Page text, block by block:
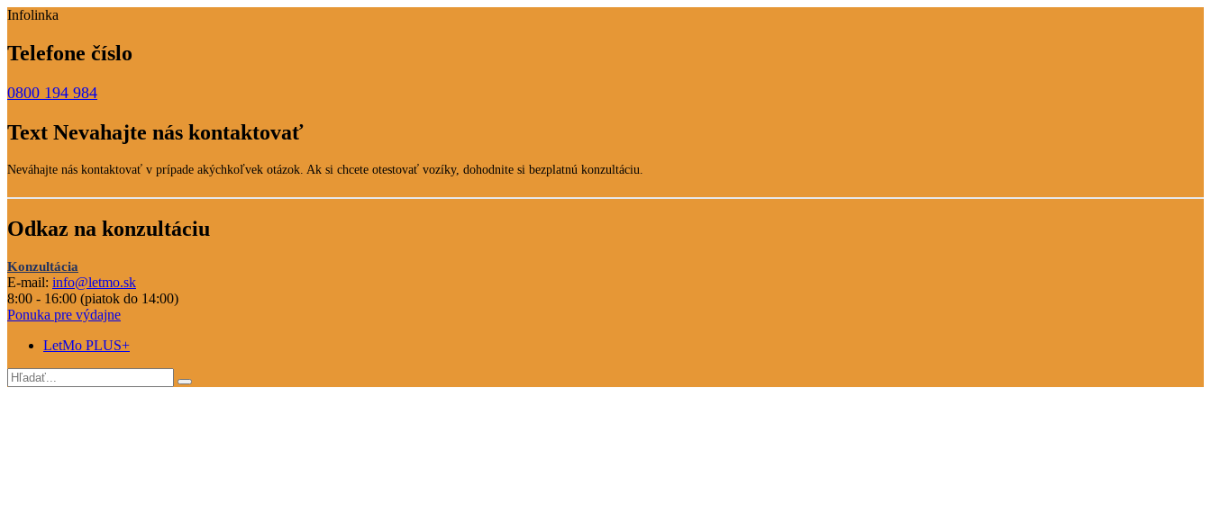
Infolinka
Telefone číslo
0800 194 984
Text Nevahajte nás kontaktovať
Neváhajte nás kontaktovať v prípade akýchkoľvek otázok. Ak si chcete otestovať vozíky, dohodnite si bezplatnú konzultáciu.
Odkaz na konzultáciu
Konzultácia
E-mail: info@letmo.sk
8:00 - 16:00 (piatok do 14:00)
Ponuka pre výdajne
LetMo PLUS+